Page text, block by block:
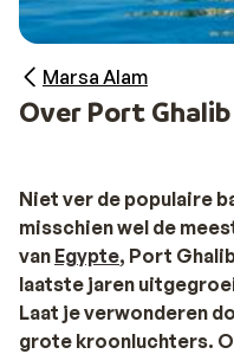
Marsa Alam
Over Port Ghalib
Niet ver de populaire
misschien wel de
van Egypte, Port
laatste jaren
Laat je verwonderen
grote kroonluchters.